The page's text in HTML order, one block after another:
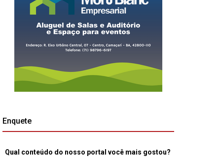
Enquete
Qual conteúdo do nosso portal você mais gostou?